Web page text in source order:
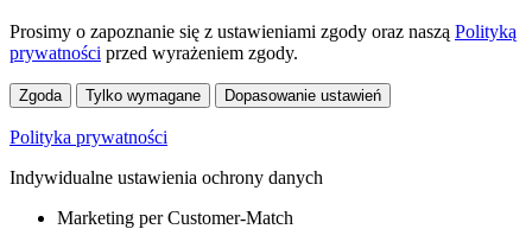
Prosimy o zapoznanie się z ustawieniami zgody oraz naszą Polityką
prywatności przed wyrażeniem zgody.
Zgoda Tylko wymagane Dopasowanie ustawień
Polityka prywatności
Indywidualne ustawienia ochrony danych
Marketing per Customer-Match